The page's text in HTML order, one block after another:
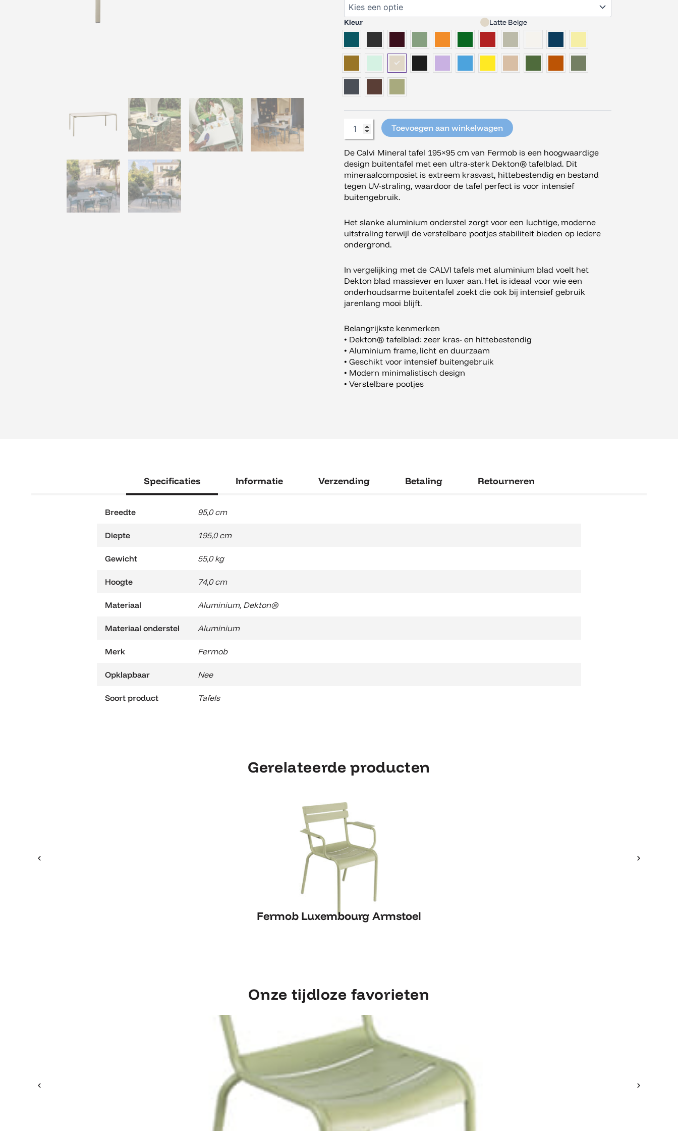
Kleur Latte Beige
Mineral
Tafel
195x95
Dekton®
blad
Toevoegen aan winkelwagen
De Calvi Mineral tafel 195×95 cm van Fermob is een hoogwaardige
design buitentafel met een ultra-sterk Dekton® tafelblad. Dit
mineraalcomposiet is extreem krasvast, hittebestendig en bestand
tegen UV-straling, waardoor de tafel perfect is voor intensief
buitengebruik.
Het slanke aluminium onderstel zorgt voor een luchtige, moderne
uitstraling terwijl de verstelbare pootjes stabiliteit bieden op iedere
ondergrond.
In vergelijking met de CALVI tafels met aluminium blad voelt het
Dekton blad massiever en luxer aan. Het is ideaal voor wie een
onderhoudsarme buitentafel zoekt die ook bij intensief gebruik
jarenlang mooi blijft.
Belangrijkste kenmerken
• Dekton® tafelblad: zeer kras- en hittebestendig
• Aluminium frame, licht en duurzaam
• Geschikt voor intensief buitengebruik
• Modern minimalistisch design
• Verstelbare pootjes
Specificaties Informatie Verzending Betaling Retourneren
Breedte 95,0 cm
Diepte 195,0 cm
Gewicht 55,0 kg
Hoogte 74,0 cm
Materiaal Aluminium, Dekton®
Materiaal onderstel Aluminium
Merk Fermob
Opklapbaar Nee
Soort product Tafels
Gerelateerde producten
Fermob Luxembourg Armstoel
Fermob Luxembourg Armstoel
Onze tijdloze favorieten